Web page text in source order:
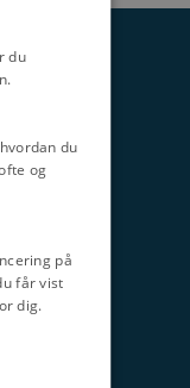
du
du
og
på
får vist
dig.